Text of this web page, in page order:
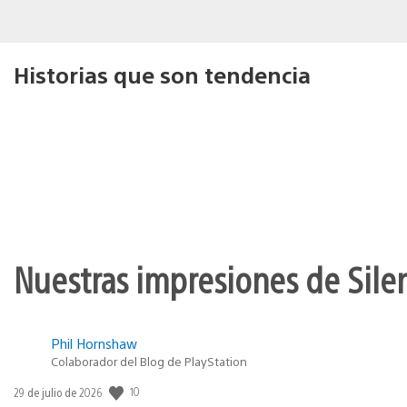
Historias que son tendencia
Nuestras impresiones de
Phil Hornshaw
Colaborador del Blog de PlayStation
Fecha
29 de julio de 2026 10